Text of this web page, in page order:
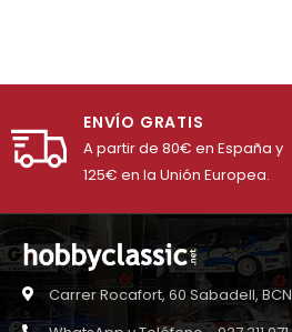
ENVÍO GRATIS
A partir de 80€ en España y
125€ en la Unión Europea.
Carrer Rocafort, 60 Sabadell, BCN